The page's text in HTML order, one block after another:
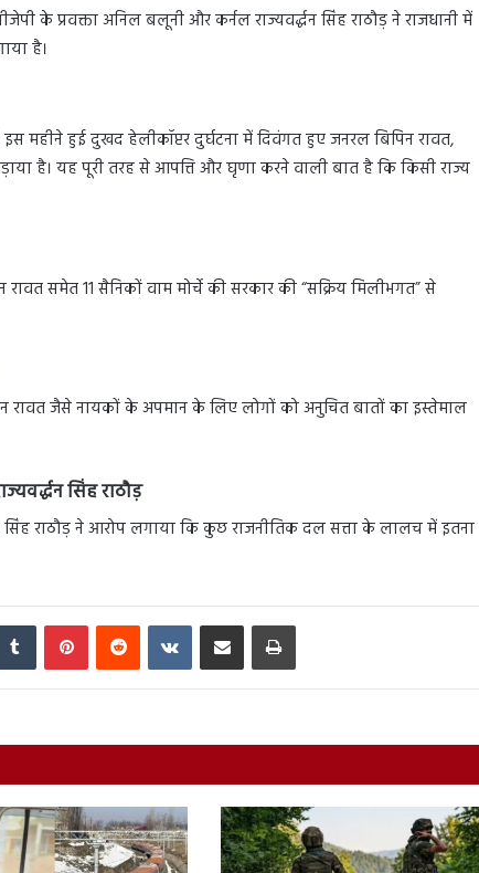
के प्रवक्ता अनिल बलूनी और कर्नल राज्यवर्द्धन सिंह राठौड़ ने राजधानी में
है।
महीने हुई दुखद हेलीकॉप्टर दुर्घटना में दिवंगत हुए जनरल बिपिन रावत,
है। यह पूरी तरह से आपत्ति और घृणा करने वाली बात है कि किसी राज्य
रावत समेत 11 सैनिकों वाम मोर्चे की सरकार की “सक्रिय मिलीभगत” से
रावत जैसे नायकों के अपमान के लिए लोगों को अनुचित बातों का इस्तेमाल
सिंह राठौड़
सिंह राठौड़ ने आरोप लगाया कि कुछ राजनीतिक दल सत्ता के लालच में इतना
Tumblr PinterestReddit VKontakteShare via Email Print